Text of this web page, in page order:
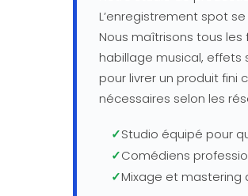
L’enregistrement spot
Nous maîtrisons tous
habillage musical, effets
pour livrer un produit
nécessaires selon les
✓Studio équipé pour
✓Comédiens
✓Mixage et mastering